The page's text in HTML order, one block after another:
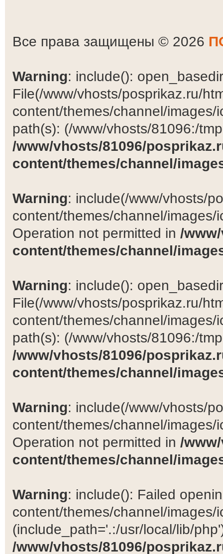
Все права защищены © 2026
Warning: include():
File(/www/vhosts/posprikaz.ru/
content/themes/channel/
path(s): (/www/vhosts/81096:/
/www/vhosts/81096/
content/themes/channel/
Warning: include(/www/vhosts/
content/themes/channel/
Operation not permitted in /
content/themes/channel/
Warning: include():
File(/www/vhosts/posprikaz.ru/
content/themes/channel/
path(s): (/www/vhosts/81096:/
/www/vhosts/81096/
content/themes/channel/
Warning: include(/www/vhosts/
content/themes/channel/
Operation not permitted in /
content/themes/channel/
Warning: include(): Failed
content/themes/channel/images/
(include_path='.:/usr/local/lib/
/www/vhosts/81096/